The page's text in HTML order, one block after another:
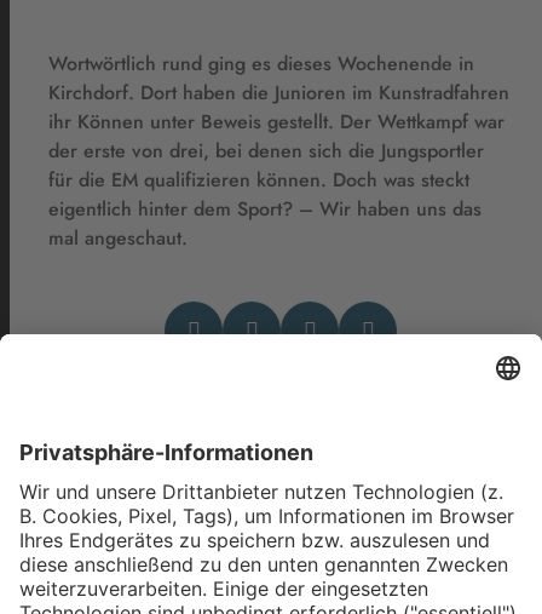
Wortwörtlich rund ging es dieses Wochenende in
Kirchdorf. Dort haben die Junioren im Kunstradfahren
ihr Können unter Beweis gestellt. Der Wettkampf war
der erste von drei, bei denen sich die Jungsportler
für die EM qualifizieren können. Doch was steckt
eigentlich hinter dem Sport? – Wir haben uns das
mal angeschaut.
Das könnte Dich auch
interessieren
Rasantes Gefährt, hohe